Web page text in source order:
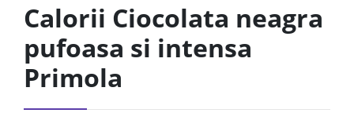
Calorii Ciocolata neagra
pufoasa si intensa
Primola